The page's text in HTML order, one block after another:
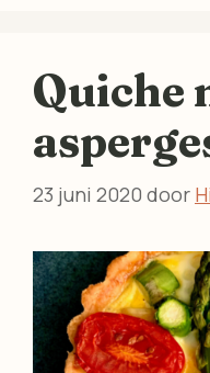
Quiche
23 juni 2020 door